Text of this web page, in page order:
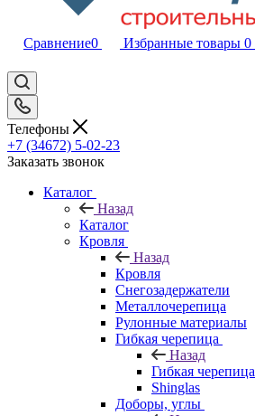
Сравнение0 Избранные товары 0
Телефоны
+7 (34672) 5-02-23
Заказать звонок
Каталог
Назад
Каталог
Кровля
Назад
Кровля
Снегозадержатели
Металлочерепица
Рулонные материалы
Гибкая черепица
Назад
Гибкая черепица
Shinglas
Доборы, углы